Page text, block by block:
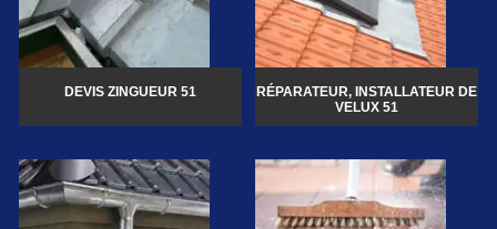
DEVIS ZINGUEUR 51
RÉPARATEUR, INSTALLATEUR DE
VELUX 51